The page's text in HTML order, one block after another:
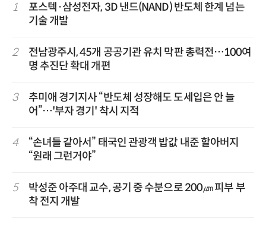
1
포스텍·삼성전자, 3D 낸드(NAND) 반도체 한계 넘는
기술 개발
2
전남광주시, 45개 공공기관 유치 막판 총력전…100여
명 추진단 확대 개편
3
추미애 경기지사 “반도체 성장해도 도세입은 안 늘
어”…'부자 경기' 착시 지적
4
“손녀들 같아서” 태국인 관광객 밥값 내준 할아버지
“원래 그런거야”
5
박성준 아주대 교수, 공기 중 수분으로 200㎛ 피부 부
착 전지 개발